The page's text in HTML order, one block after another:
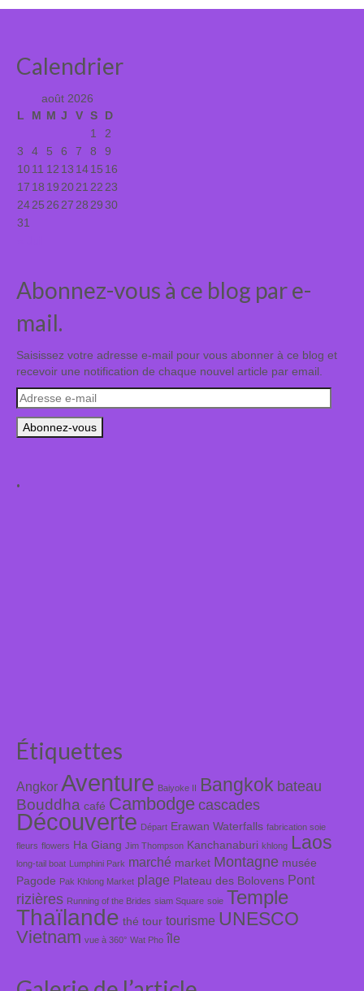
Calendrier
août 2026
L
M M J V S D
1
2
3
4 5 6 7 8
9
1011 12 13 1415 16
17 18 19 2021 22 23
2425 26 27 28 2930
31
Abonnez-vous à ce blog par e-
mail.
Saisissez votre adresse e-mail pour vous abonner à ce blog et
recevoir une notification de chaque nouvel article par email.
Adresse
e-
mail
.
Étiquettes
Angkor Aventure Baiyoke II Bangkok bateau
Bouddha café Cambodge cascades
Découverte Départ Erawan Waterfalls fabrication soie
fleurs flowers Ha Giang Jim Thompson Kanchanaburi khlong Laos
long-tail boat Lumphini Park marché market Montagne musée
Pagode Pak Khlong Market plage Plateau des Bolovens Pont
rizières Running of the Brides siam Square soie Temple
Thaïlande thé tour tourisme UNESCO
Vietnam vue à 360° Wat Pho île